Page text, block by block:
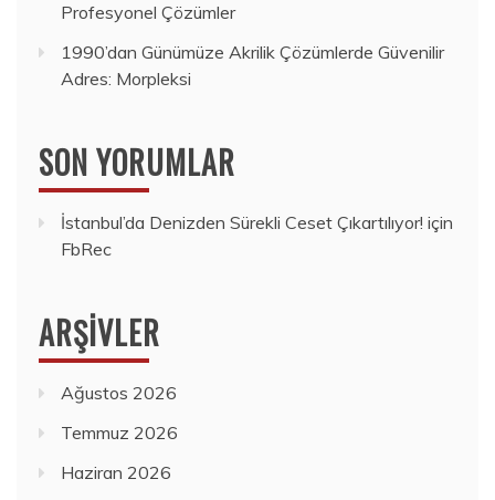
Profesyonel Çözümler
1990’dan Günümüze Akrilik Çözümlerde Güvenilir
Adres: Morpleksi
SON YORUMLAR
İstanbul’da Denizden Sürekli Ceset Çıkartılıyor! için
FbRec
ARŞIVLER
Ağustos 2026
Temmuz 2026
Haziran 2026